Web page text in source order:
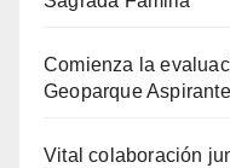
Comienza la
Geoparque
Vital colaboración